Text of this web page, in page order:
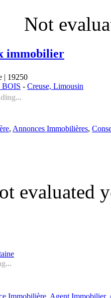
Not
immobilier
| 19250
- Creuse, Limousin
, Annonces Immobilières,
evaluated
Immobilière Agent Immobilier,